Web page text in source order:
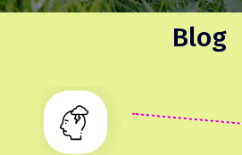
Blog